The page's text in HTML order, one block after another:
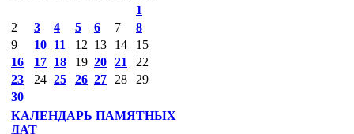
1
2
3 4 5 6 7
8
9
10 11 12 13 14
15
16
17 18 19 20 21
22
23
24 25 26 27 28
29
30
КАЛЕНДАРЬ ПАМЯТНЫХ
ДАТ